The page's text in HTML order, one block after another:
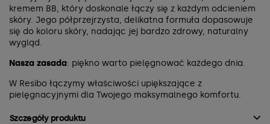
kremem BB, który doskonale łączy się z każdym odcieniem
skóry. Jego półprzejrzysta, delikatna formuła dopasowuje
się do koloru skóry, nadając jej bardzo zdrowy, naturalny
wygląd.
Nasza zasada: piękno warto pielęgnować każdego dnia.
W Resibo łączymy właściwości upiększające z
pielęgnacyjnymi dla Twojego maksymalnego komfortu.
Szczegóły produktu